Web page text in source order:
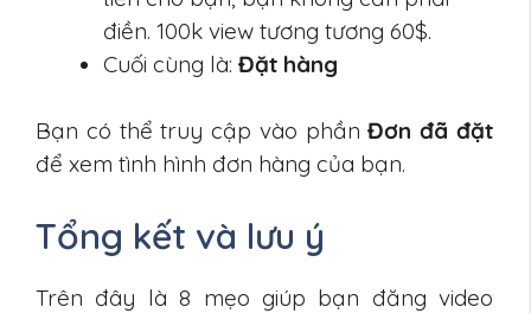
điền. 100k view tương tương 60$.
Cuối cùng là: Đặt hàng
Bạn có thể truy cập vào phầnĐơn đã đặt
để xem tình hình đơn hàng của bạn.
Tổng kết và lưu ý
Trên đây là 8 mẹo giúp bạn đăng video